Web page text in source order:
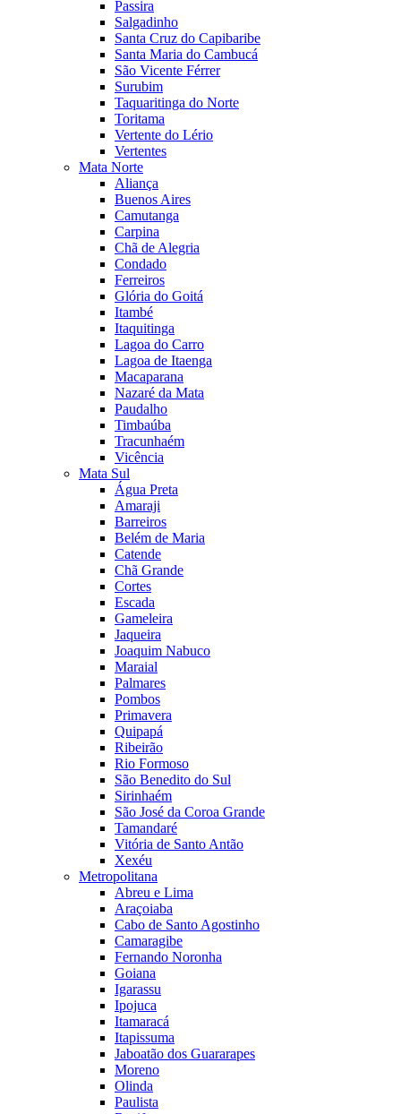
Passira
Salgadinho
Santa Cruz do Capibaribe
Santa Maria do Cambucá
São Vicente Férrer
Surubim
Taquaritinga do Norte
Toritama
Vertente do Lério
Vertentes
Mata Norte
Aliança
Buenos Aires
Camutanga
Carpina
Chã de Alegria
Condado
Ferreiros
Glória do Goitá
Itambé
Itaquitinga
Lagoa do Carro
Lagoa de Itaenga
Macaparana
Nazaré da Mata
Paudalho
Timbaúba
Tracunhaém
Vicência
Mata Sul
Água Preta
Amaraji
Barreiros
Belém de Maria
Catende
Chã Grande
Cortes
Escada
Gameleira
Jaqueira
Joaquim Nabuco
Maraial
Palmares
Pombos
Primavera
Quipapá
Ribeirão
Rio Formoso
São Benedito do Sul
Sirinhaém
São José da Coroa Grande
Tamandaré
Vitória de Santo Antão
Xexéu
Metropolitana
Abreu e Lima
Araçoiaba
Cabo de Santo Agostinho
Camaragibe
Fernando Noronha
Goiana
Igarassu
Ipojuca
Itamaracá
Itapissuma
Jaboatão dos Guararapes
Moreno
Olinda
Paulista